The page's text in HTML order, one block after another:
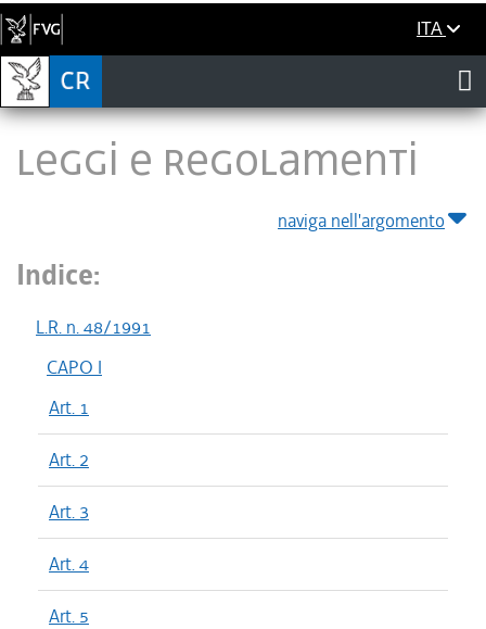
ITA
LEGGI E REGOLAMENTI
naviga nell'argomento
Indice:
L.R. n. 48/1991
CAPO I
Art. 1
Art. 2
Art. 3
Art. 4
Art. 5